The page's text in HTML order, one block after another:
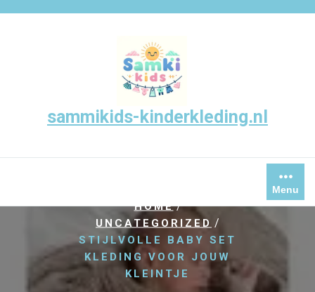
sammikids-kinderkleding.nl
Menu
HOME/
UNCATEGORIZED /
STIJLVOLLE BABY SET
KLEDING VOOR JOUW
KLEINTJE